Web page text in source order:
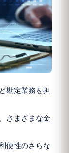
勘定業務を担
さまざまな金
便性のさらな